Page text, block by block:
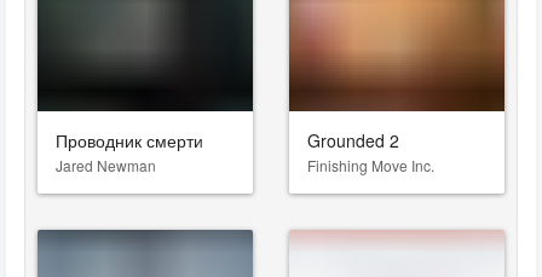
Проводник смерти
Jared Newman
Grounded 2
Finishing Move Inc.